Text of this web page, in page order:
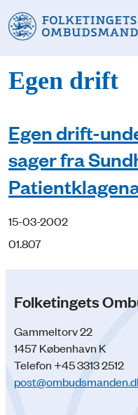
Egen drift
Egen drift-
sager fra
15-03-2002
01.807
Folketingets
Gammeltorv 22
1457 København K
Telefon +45 3313 2512